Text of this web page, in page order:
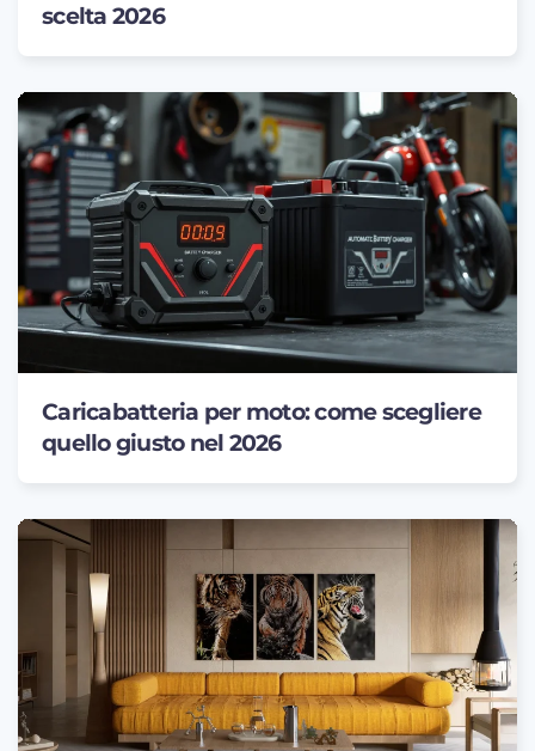
scelta 2026
Caricabatteria per moto: come scegliere
quello giusto nel 2026